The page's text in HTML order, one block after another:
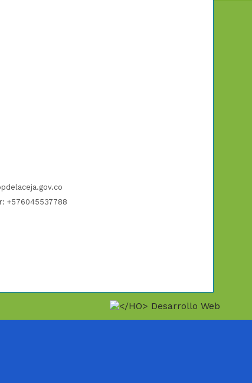
+576045537788